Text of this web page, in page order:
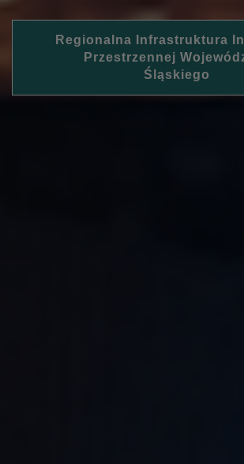
Regionalna Infrastruktura
Przestrzennej
Śląskiego